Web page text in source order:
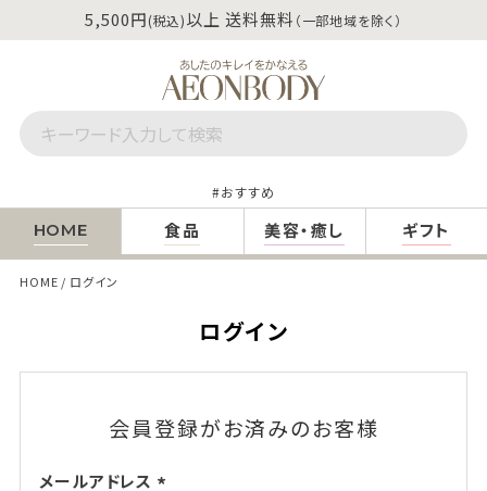
5,500円(税込)以上 送料無料 （一部地域を除く）
おすすめ
HOME 食品 美容・癒し ギフト
HOME ログイン
ログイン
会員登録がお済みのお客様
メールアドレス